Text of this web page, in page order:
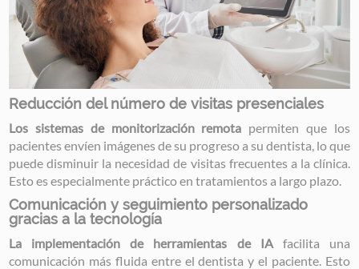
Reducción del número de visitas presenciales
Los sistemas de monitorización remota permiten que los
pacientes envíen imágenes de su progreso a su dentista, lo que
puede disminuir la necesidad de visitas frecuentes a la clínica.
Esto es especialmente práctico en tratamientos a largo plazo.
Comunicación y seguimiento personalizado
gracias a la tecnología
La implementación de herramientas de IAfacilita una
comunicación más fluida entre el dentista y el paciente. Esto